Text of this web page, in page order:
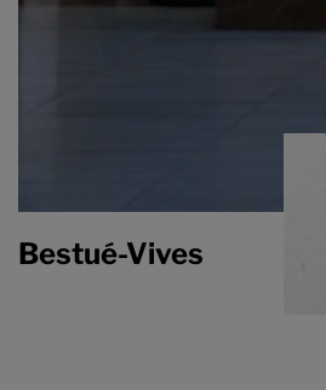
Bestué-Vives